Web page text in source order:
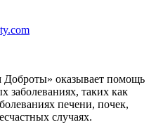
оказывает помощь
заболеваниях, таких как
печени, почек,
случаях.